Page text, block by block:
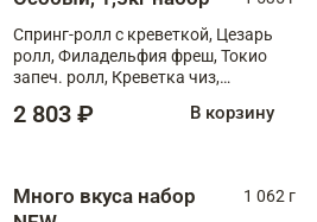
Спринг-ролл с креветкой, Цезарь
ролл, Филадельфия фреш, Токио
запеч. ролл, Креветка чиз,
Флорида
2 803 ₽ В корзину
Много вкуса набор
1 062 г